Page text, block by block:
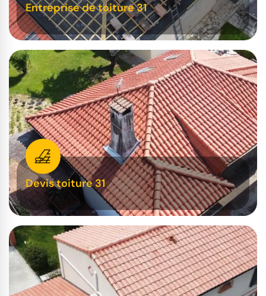
Entreprise de toiture 31
Devis toiture 31